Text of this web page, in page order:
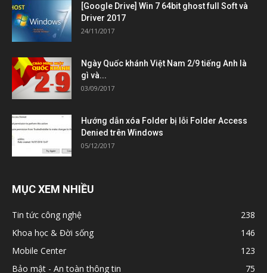
[Google Drive] Win 7 64bit ghost full Soft và
Driver 2017
24/11/2017
Ngày Quốc khánh Việt Nam 2/9 tiếng Anh là
gì và...
03/09/2017
Hướng dẫn xóa Folder bị lỗi Folder Access
Denied trên Windows
05/12/2017
MỤC XEM NHIỀU
Tin tức công nghệ
238
Khoa học & Đời sống
146
Mobile Center
123
Bảo mật - An toàn thông tin
75